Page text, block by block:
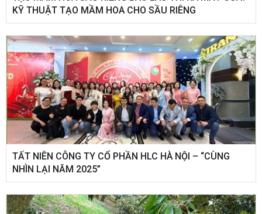
KỸ THUẬT TẠO MẦM HOA CHO SẦU RIÊNG
​TẤT NIÊN CÔNG TY CỔ PHẦN HLC HÀ NỘI – “CÙNG
NHÌN LẠI NĂM 2025”